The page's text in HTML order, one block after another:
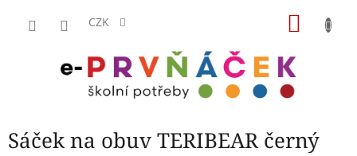
CZK
Sáček na obuv TERIBEAR černý